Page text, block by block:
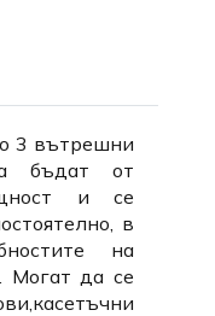
3 вътрешни
бъдат от
и се
в
на
Могат да се